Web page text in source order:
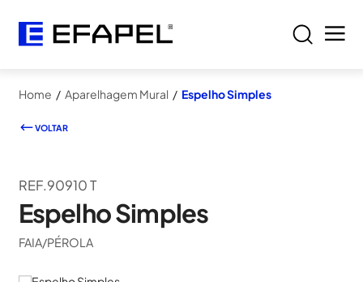
Home / Aparelhagem Mural / Espelho Simples
VOLTAR
REF.90910 T
Espelho Simples
FAIA/PÉROLA